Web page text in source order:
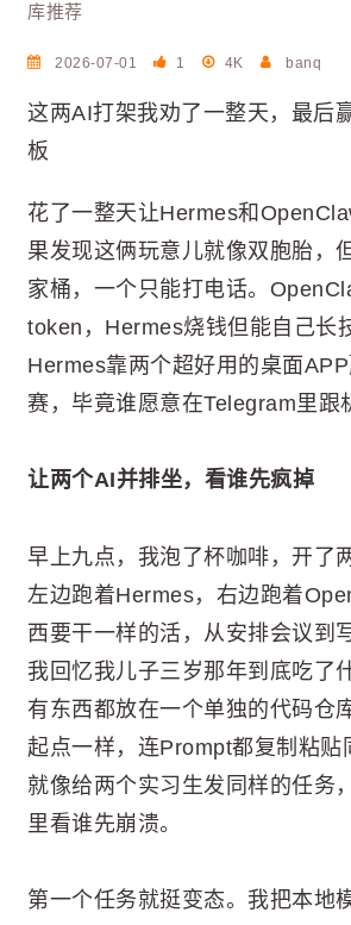
库推荐
2026-07-01 1 4K banq
这两AI打架我劝了一整天，最后
板
花了一整天让Hermes和
果发现这俩玩意儿就像双胞胎，
家桶，一个只能打电话。
token，Hermes烧钱但能自己长
Hermes靠两个超好用的桌面
赛，毕竟谁愿意在Telegram里跟
让两个AI并排坐，看谁先疯掉
早上九点，我泡了杯咖啡，开了
左边跑着Hermes，右边跑着
西要干一样的活，从安排会议到
我回忆我儿子三岁那年到底吃了
有东西都放在一个单独的代码仓
起点一样，连Prompt都复制粘贴
就像给两个实习生发同样的任务
里看谁先崩溃。
第一个任务就挺变态。我把本地